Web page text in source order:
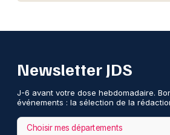
Newsletter JDS
J-6 avant votre dose hebdomadaire.
événements : la sélection de la
Choisir mes départements